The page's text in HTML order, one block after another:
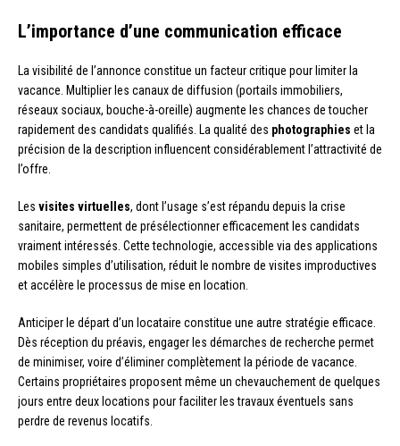
L’importance d’une communication efficace
La visibilité de l’annonce constitue un facteur critique pour limiter la
vacance. Multiplier les canaux de diffusion (portails immobiliers,
réseaux sociaux, bouche-à-oreille) augmente les chances de toucher
rapidement des candidats qualifiés. La qualité des photographies et la
précision de la description influencent considérablement l’attractivité de
l’offre.
Les visites virtuelles, dont l’usage s’est répandu depuis la crise
sanitaire, permettent de présélectionner efficacement les candidats
vraiment intéressés. Cette technologie, accessible via des applications
mobiles simples d’utilisation, réduit le nombre de visites improductives
et accélère le processus de mise en location.
Anticiper le départ d’un locataire constitue une autre stratégie efficace.
Dès réception du préavis, engager les démarches de recherche permet
de minimiser, voire d’éliminer complètement la période de vacance.
Certains propriétaires proposent même un chevauchement de quelques
jours entre deux locations pour faciliter les travaux éventuels sans
perdre de revenus locatifs.